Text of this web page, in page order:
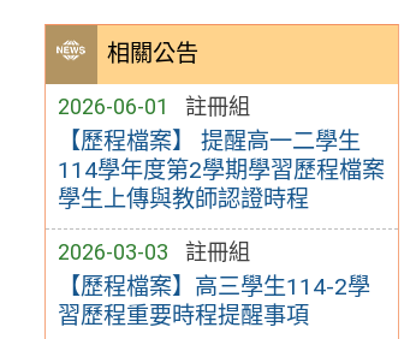
相關公告
2026-06-01 註冊組
【歷程檔案】 提醒高一二學生
114學年度第2學期學習歷程檔案
學生上傳與教師認證時程
2026-03-03 註冊組
【歷程檔案】高三學生114-2學
習歷程重要時程提醒事項